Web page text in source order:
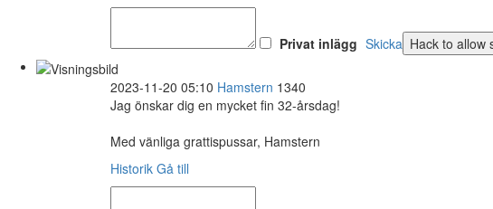
Privat inlägg Skicka
2023-11-20 05:10 Hamstern 1340
Jag önskar dig en mycket fin 32-årsdag!
Med vänliga grattispussar, Hamstern
Historik Gå till